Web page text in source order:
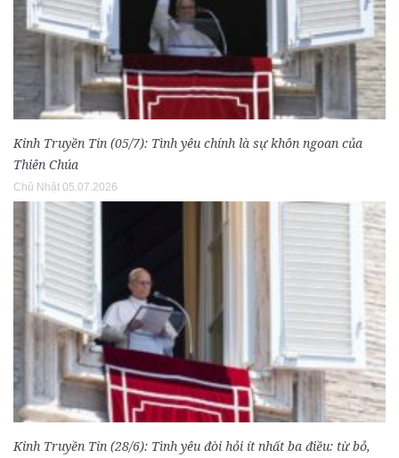
Kinh Truyền Tin (05/7): Tình yêu chính là sự khôn ngoan của
Thiên Chúa
Chủ Nhật 05.07.2026
Kinh Truyền Tin (28/6): Tình yêu đòi hỏi ít nhất ba điều: từ bỏ,